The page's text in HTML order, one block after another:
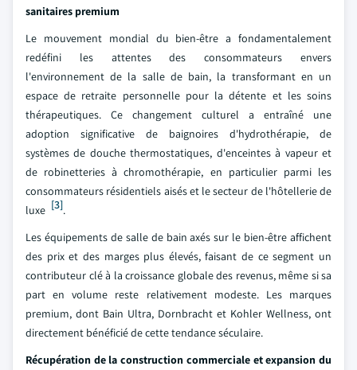
sanitaires premium
Le mouvement mondial du bien-être a fondamentalement
redéfini les attentes des consommateurs envers
l'environnement de la salle de bain, la transformant en un
espace de retraite personnelle pour la détente et les soins
thérapeutiques. Ce changement culturel a entraîné une
adoption significative de baignoires d'hydrothérapie, de
systèmes de douche thermostatiques, d'enceintes à vapeur et
de robinetteries à chromothérapie, en particulier parmi les
consommateurs résidentiels aisés et le secteur de l'hôtellerie de
luxe [3].
Les équipements de salle de bain axés sur le bien-être affichent
des prix et des marges plus élevés, faisant de ce segment un
contributeur clé à la croissance globale des revenus, même si sa
part en volume reste relativement modeste. Les marques
premium, dont Bain Ultra, Dornbracht et Kohler Wellness, ont
directement bénéficié de cette tendance séculaire.
Récupération de la construction commerciale et expansion du